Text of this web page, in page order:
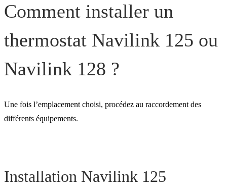
Comment installer un
thermostat Navilink 125 ou
Navilink 128 ?
Une fois l’emplacement choisi, procédez au raccordement des
différents équipements.
Installation Navilink 125